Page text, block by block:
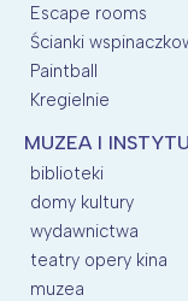
Escape rooms
Ścianki
Paintball
Kregielnie
MUZEA I
biblioteki
domy kultury
wydawnictwa
teatry opery kina
muzea